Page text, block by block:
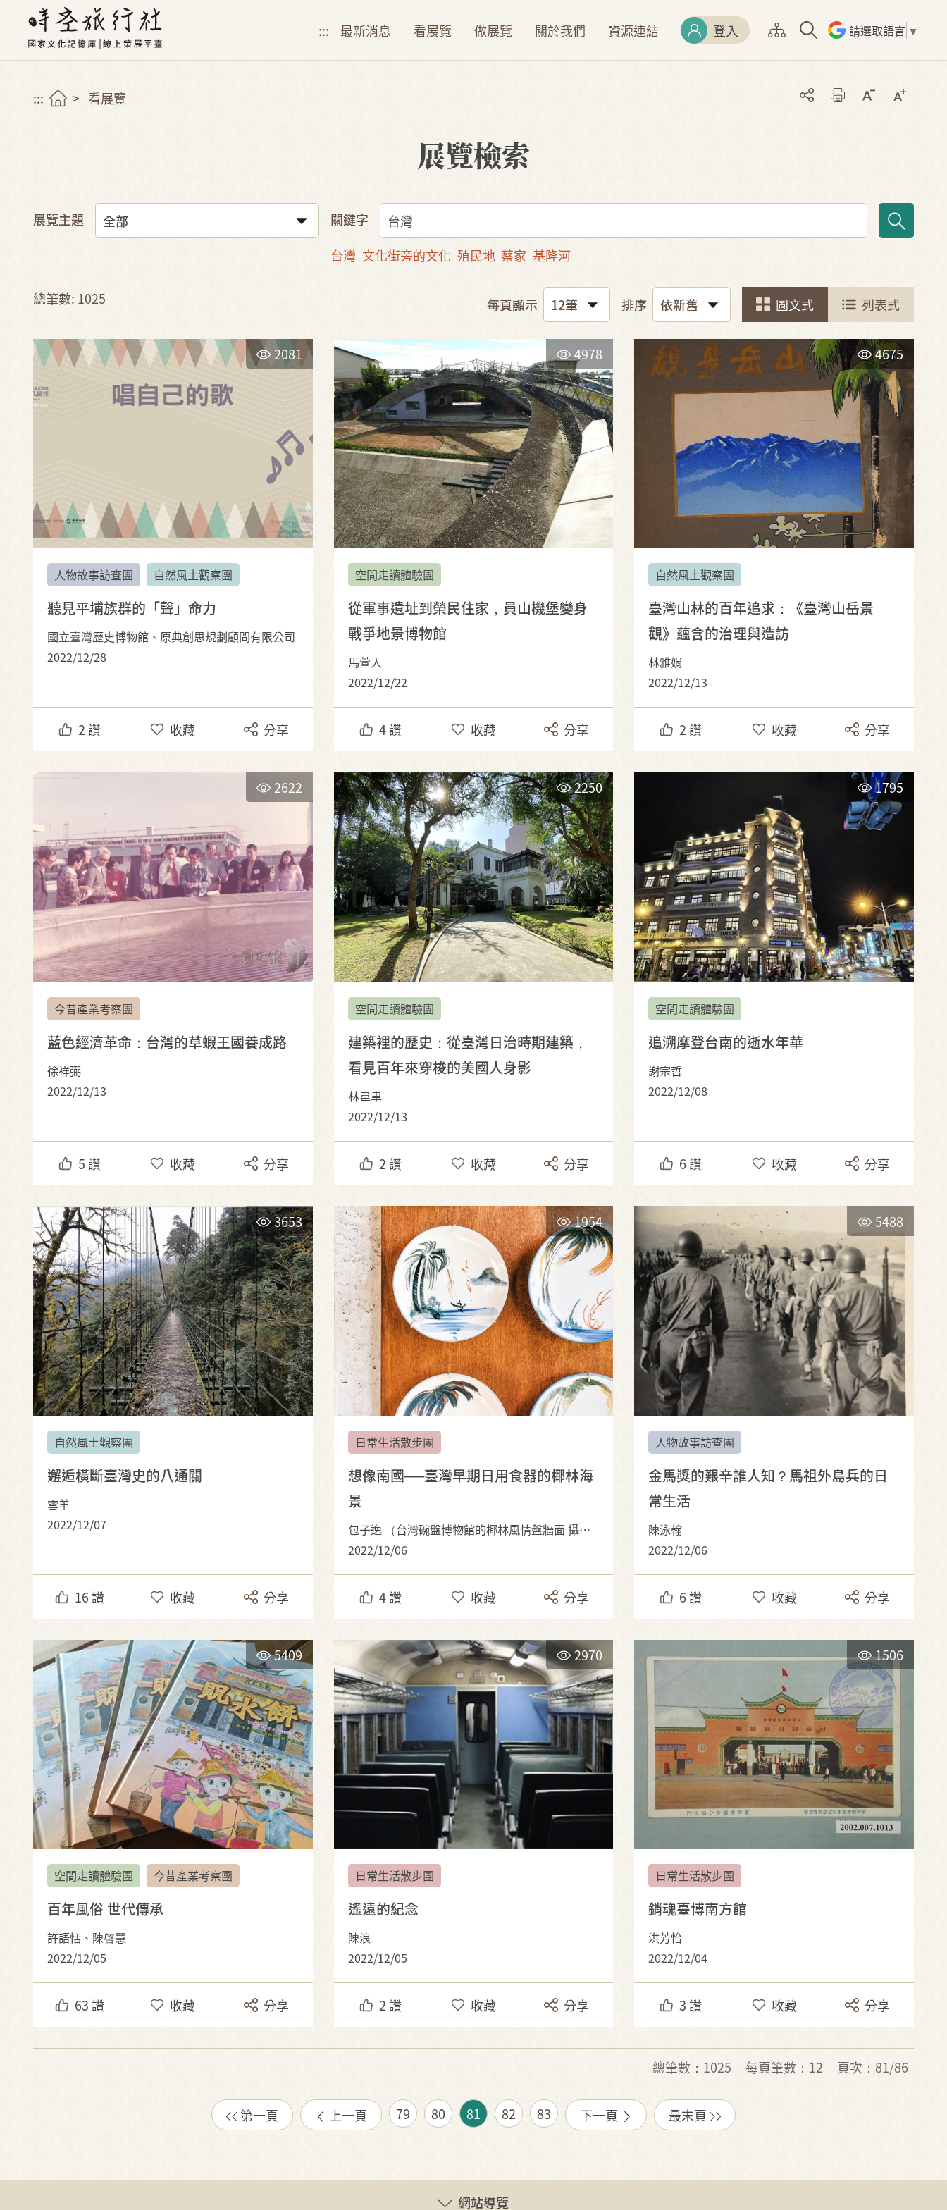
::: 最新消息 看展覽 做展覽 關於我們 資源連結 登入 請選取語言 ▼
::: 看展覽
展覽檢索
展覽主題
關鍵字
台灣 文化街旁的文化 殖民地 蔡家 基隆河
總筆數: 1025 每頁顯示 排序 圖文式 列表式
2081
人物故事訪查團 自然風土觀察團
聽見平埔族群的「聲」命力
國立臺灣歷史博物館、原典創思規劃顧問有限公司
2022/12/28
2讚 收藏 分享
4978
空間走讀體驗團
從軍事遺址到榮民住家，員山機堡變身
戰爭地景博物館
馬萱人
2022/12/22
4讚 收藏 分享
4675
自然風土觀察團
臺灣山林的百年追求：《臺灣山岳景
觀》蘊含的治理與造訪
林雅娟
2022/12/13
2讚 收藏 分享
2622
今昔產業考察團
藍色經濟革命：台灣的草蝦王國養成路
徐祥弼
2022/12/13
5讚 收藏 分享
2250
空間走讀體驗團
建築裡的歷史：從臺灣日治時期建築，
看見百年來穿梭的美國人身影
林韋聿
2022/12/13
2讚 收藏 分享
1795
空間走讀體驗團
追溯摩登台南的逝水年華
謝宗哲
2022/12/08
6讚 收藏 分享
3653
自然風土觀察團
邂逅橫斷臺灣史的八通關
雪羊
2022/12/07
16讚 收藏 分享
1954
日常生活散步團
想像南國──臺灣早期日用食器的椰林海
景
包子逸 （台灣碗盤博物館的椰林風情盤牆面 攝影者：林煜幃）
2022/12/06
4讚 收藏 分享
5488
人物故事訪查團
金馬獎的艱辛誰人知？馬祖外島兵的日
常生活
陳泳翰
2022/12/06
6讚 收藏 分享
5409
空間走讀體驗團 今昔產業考察團
百年風俗 世代傳承
許語恬、陳啓慧
2022/12/05
63讚 收藏 分享
2970
日常生活散步團
遙遠的紀念
陳浪
2022/12/05
2讚 收藏 分享
1506
日常生活散步團
銷魂臺博南方館
洪芳怡
2022/12/04
3讚 收藏 分享
總筆數：1025 每頁筆數：12 頁次：81/86
第一頁 上一頁 79 80 81 82 83 下一頁 最末頁
網站導覽